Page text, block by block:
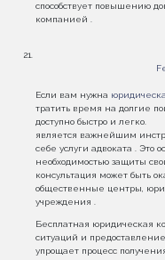
способствует повышению
компанией .
Если вам нужна
тратить время на долгие
доступно быстро и легко.
является важнейшим
себе услуги адвоката . Это
необходимостью защиты
консультация может быть
общественные центры,
учреждения .
Бесплатная юридическая
ситуаций и
упрощает процесс